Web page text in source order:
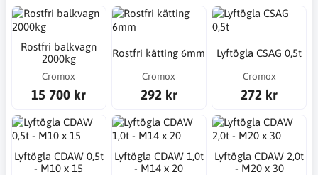
Rostfri balkvagn
2000kg
Cromox
15 700 kr
Rostfri kätting 6mm
Cromox
292 kr
Lyftögla CSAG 0,5t
Cromox
272 kr
Lyftögla CDAW 0,5t
- M10 x 15
Lyftögla CDAW 1,0t
- M14 x 20
Lyftögla CDAW 2,0t
- M20 x 30